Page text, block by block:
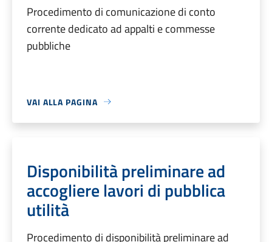
Procedimento di comunicazione di conto
corrente dedicato ad appalti e commesse
pubbliche
VAI ALLA PAGINA
Disponibilità preliminare ad
accogliere lavori di pubblica
utilità
Procedimento di disponibilità preliminare ad